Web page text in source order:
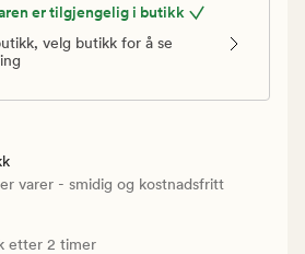
er tilgjengelig i butikk
velg butikk for å se
varer - smidig og kostnadsfritt
etter 2 timer